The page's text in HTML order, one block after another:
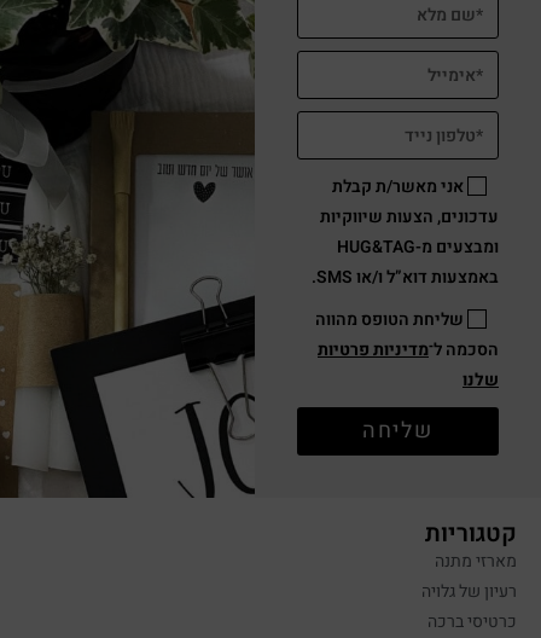
אני מאשר/ת קבלת
עדכונים, הצעות שיווקיות
ומבצעים מ-HUG&TAG
באמצעות דוא”ל ו/או SMS.
שליחת הטופס מהווה
הסכמה ל־מדיניות פרטיות
שלנו
שליחה
קטגוריות
מארזי מתנה
רעיון של גלויה
כרטיסי ברכה